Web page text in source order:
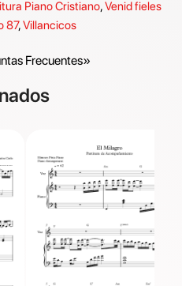
Piano Cristiano,Venid fieles
87,Villancicos
Frecuentes»